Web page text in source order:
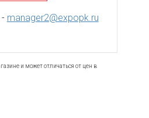
manager2@expopk.ru
и может отличаться от цен в